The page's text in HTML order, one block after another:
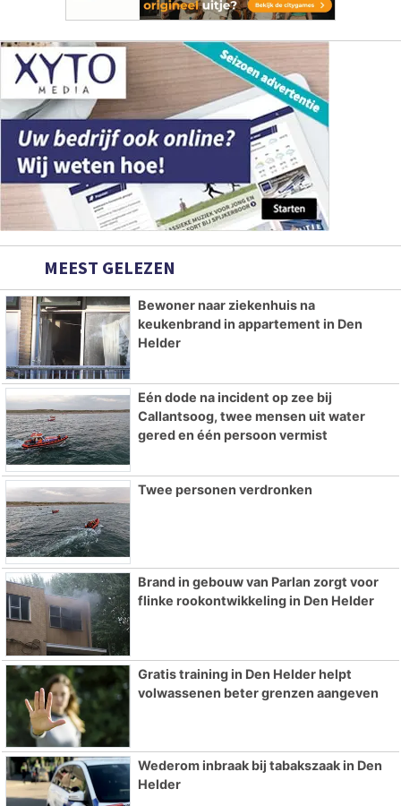
MEEST GELEZEN
Bewoner naar ziekenhuis na
keukenbrand in appartement in Den
Helder
Eén dode na incident op zee bij
Callantsoog, twee mensen uit water
gered en één persoon vermist
Twee personen verdronken
Brand in gebouw van Parlan zorgt voor
flinke rookontwikkeling in Den Helder
Gratis training in Den Helder helpt
volwassenen beter grenzen aangeven
Wederom inbraak bij tabakszaak in Den
Helder